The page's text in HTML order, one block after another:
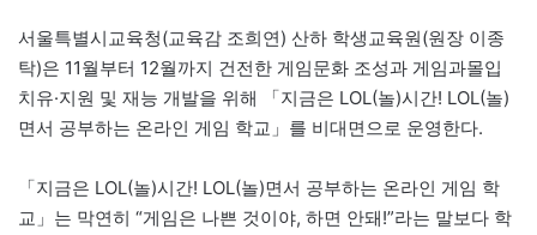
서울특별시교육청(교육감 조희연) 산하 학생교육원(원장 이종
탁)은 11월부터 12월까지 건전한 게임문화 조성과 게임과몰입
치유·지원 및 재능 개발을 위해 「지금은 LOL(놀)시간! LOL(놀)
면서 공부하는 온라인 게임 학교」를 비대면으로 운영한다.
「지금은 LOL(놀)시간! LOL(놀)면서 공부하는 온라인 게임 학
교」는 막연히 “게임은 나쁜 것이야, 하면 안돼!”라는 말보다 학